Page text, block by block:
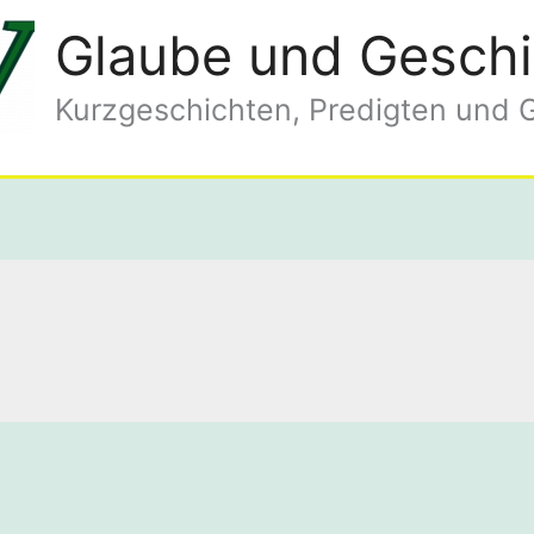
Glaube und
Kurzgeschichten, Predigten und